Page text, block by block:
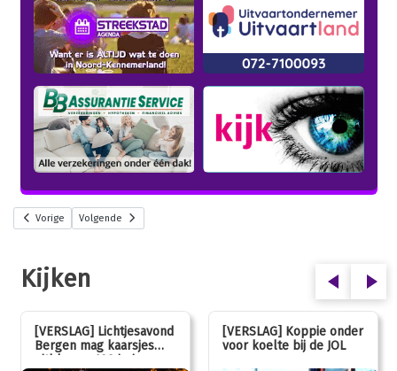
Vorige Volgende
Kijken
[VERSLAG] Lichtjesavond
Bergen mag kaarsjes
uitblazen: 100 jarig
[VERSLAG] Koppie onder
voor koelte bij de JOL